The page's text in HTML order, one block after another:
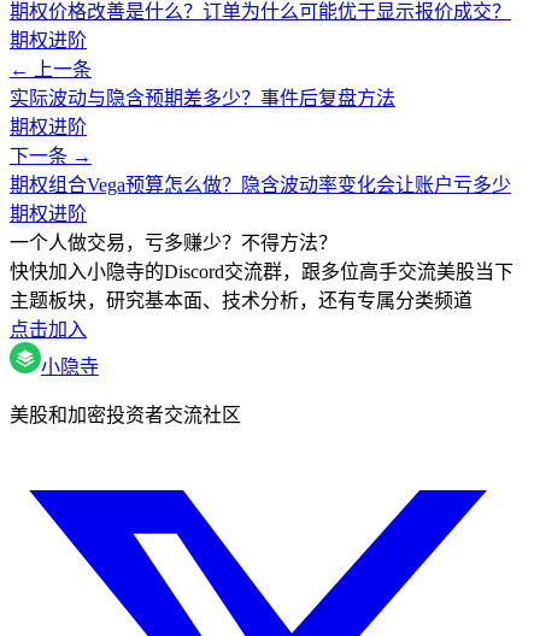
期权价格改善是什么？订单为什么可能优于显示报价成交？
期权进阶
← 上一条
实际波动与隐含预期差多少？事件后复盘方法
期权进阶
下一条 →
期权组合Vega预算怎么做？隐含波动率变化会让账户亏多少
期权进阶
一个人做交易，亏多赚少？不得方法？
快快加入小隐寺的Discord交流群，跟多位高手交流美股当下
主题板块，研究基本面、技术分析，还有专属分类频道
点击加入
小隐寺
美股和加密投资者交流社区